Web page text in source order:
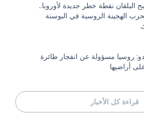
البلقان نقطة خطر جديدة لأوروبا..
الهجينة الروسية في البوسنة
روسيا مسؤولة عن انفجار طائرة
أراضيها
قراءة كل الأخبار